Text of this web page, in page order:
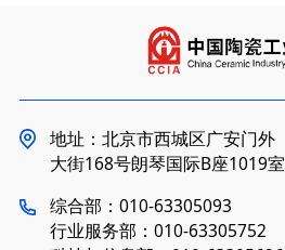
地址：北京市西城区广安门外
大街168号朗琴国际B座1019室
综合部：010-63305093
行业服务部：010-63305752